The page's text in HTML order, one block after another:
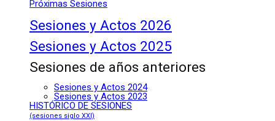
Próximas Sesiones
Sesiones y Actos 2026
Sesiones y Actos 2025
Sesiones de años anteriores
Sesiones y Actos 2024
Sesiones y Actos 2023
HISTÓRICO DE SESIONES
(sesiones siglo XXI)